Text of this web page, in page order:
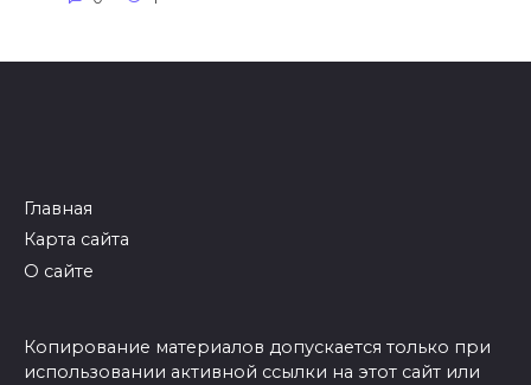
Главная
Карта сайта
О сайте
Копирование материалов допускается только при
использовании активной ссылки на этот сайт или